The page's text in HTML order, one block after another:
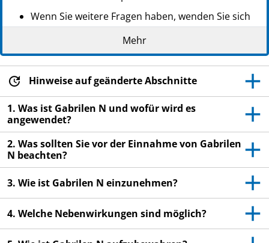
GTIN: 04260083220566
Wenn Sie weitere Fragen haben, wenden Sie sich
an Ihren Arzt oder Apotheker.
- Dieses Arzneimittel wurde Ihnen persönlich
verschrieben. Geben Sie es nicht an Dritte weiter. Es
kann anderen Menschen schaden, auch wenn diese
die gleichen Beschwerden haben wie Sie.
Wenn Sie Nebenwirkungen bemerken, wenden Sie
sich an Ihren Arzt oder Apotheker. Dies gilt auch
für Nebenwirkungen, die nicht in dieser
Packungsbeilage angegeben sind. Siehe Abschnitt
Mehr
Hinweise auf geänderte Abschnitte
1. Was ist Gabrilen N und wofür wird es
angewendet?
2. Was sollten Sie vor der Einnahme von Gabrilen
N beachten?
3. Wie ist Gabrilen N einzunehmen?
4. Welche Nebenwirkungen sind möglich?